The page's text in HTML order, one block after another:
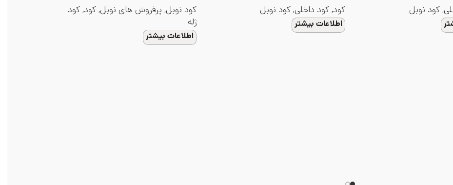
,کود نوبل
کود,کود داخلی,کود نوبل
اطلاعات بیشتر
کود نوبل, پرفروش های نوبل,کود,کود
ژله
اطلاعات بیشتر